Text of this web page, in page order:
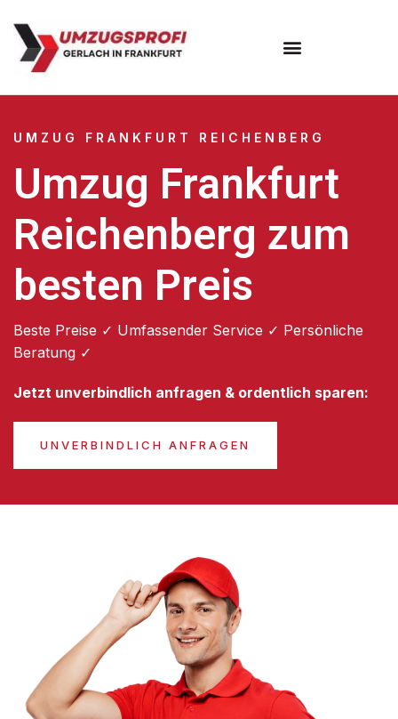
UMZUG FRANKFURT REICHENBERG
Umzug Frankfurt
Reichenberg zum
besten Preis
Beste Preise ✓ Umfassender Service ✓ Persönliche
Beratung ✓
Jetzt unverbindlich anfragen & ordentlich sparen:
UNVERBINDLICH ANFRAGEN